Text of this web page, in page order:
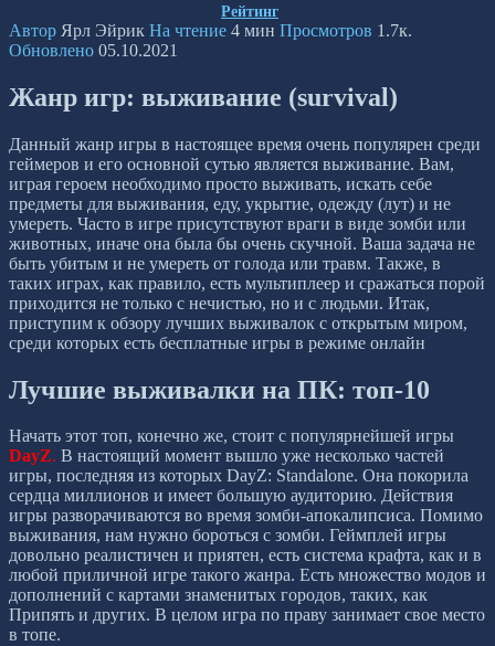
Рейтинг
Автор Ярл Эйрик На чтение 4 мин Просмотров 1.7к.
Обновлено 05.10.2021
Жанр игр: выживание (survival)
Данный жанр игры в настоящее время очень популярен среди
геймеров и его основной сутью является выживание. Вам,
играя героем необходимо просто выживать, искать себе
предметы для выживания, еду, укрытие, одежду (лут) и не
умереть. Часто в игре присутствуют враги в виде зомби или
животных, иначе она была бы очень скучной. Ваша задача не
быть убитым и не умереть от голода или травм. Также, в
таких играх, как правило, есть мультиплеер и сражаться порой
приходится не только с нечистью, но и с людьми. Итак,
приступим к обзору лучших выживалок с открытым миром,
среди которых есть бесплатные игры в режиме онлайн
Лучшие выживалки на ПК: топ-10
Начать этот топ, конечно же, стоит с популярнейшей игры
DayZ. В настоящий момент вышло уже несколько частей
игры, последняя из которых DayZ: Standalone. Она покорила
сердца миллионов и имеет большую аудиторию. Действия
игры разворачиваются во время зомби-апокалипсиса. Помимо
выживания, нам нужно бороться с зомби. Геймплей игры
довольно реалистичен и приятен, есть система крафта, как и в
любой приличной игре такого жанра. Есть множество модов и
дополнений с картами знаменитых городов, таких, как
Припять и других. В целом игра по праву занимает свое место
в топе.